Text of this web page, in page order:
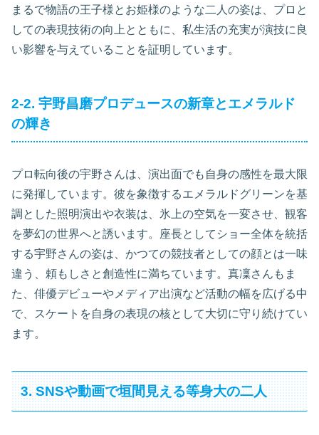
まるで物語の王子様とお姫様のような二人の姿は、プロと
しての表現技術の向上とともに、私生活の充実が演技に良
い影響を与えていることを証明しています。
2-2. 宇野昌磨プロデュースの新章とエメラルド
の輝き
プロ転向後の宇野さんは、演出面でも自身の感性を最大限
に発揮しています。彼を象徴するエメラルドグリーンを基
調とした照明演出や衣装は、氷上の空気を一変させ、観客
を夢幻の世界へと誘います。座長としてショー全体を統括
する宇野さんの姿は、かつての競技者としての顔とは一味
違う、頼もしさと創造性に満ちています。真凜さんもま
た、俳優デビューやメディア出演など活動の幅を広げる中
で、スケートを自身の表現の核として大切に守り続けてい
ます。
3. SNSや動画で垣間見える等身大の二人